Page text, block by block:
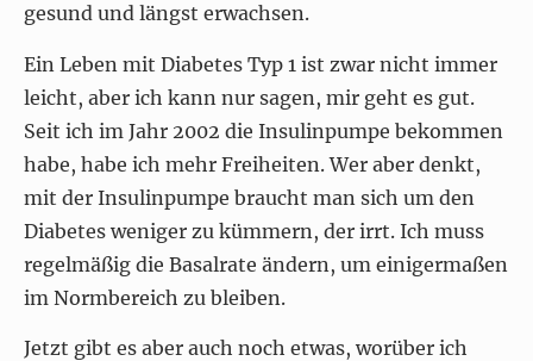
gesund und längst erwachsen.
Ein Leben mit Diabetes Typ 1 ist zwar nicht immer
leicht, aber ich kann nur sagen, mir geht es gut.
Seit ich im Jahr 2002 die Insulinpumpe bekommen
habe, habe ich mehr Freiheiten. Wer aber denkt,
mit der Insulinpumpe braucht man sich um den
Diabetes weniger zu kümmern, der irrt. Ich muss
regelmäßig die Basalrate ändern, um einigermaßen
im Normbereich zu bleiben.
Jetzt gibt es aber auch noch etwas, worüber ich